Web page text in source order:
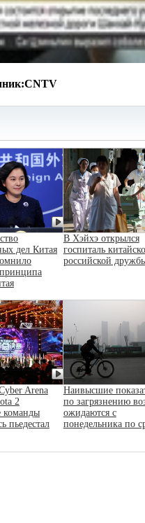
CNTV
дел Китая
В Хэйхэ открылся
госпиталь
российской
Arena
2
команды
пьедестал
Наивысшие
по загрязнению
ожидаются с
понедельника по